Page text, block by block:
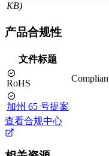
KB)
产品合规性
文件标题
RoHS
加州 65 号提案
查看合规中心